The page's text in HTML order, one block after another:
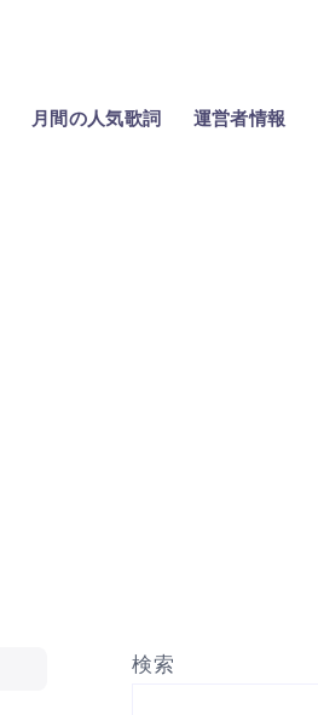
月間の人気歌詞 運営者情報
検索